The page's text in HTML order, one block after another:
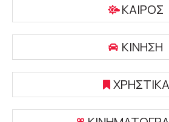
ΚΑΙΡΟΣ
ΚΙΝΗΣΗ
ΧΡΗΣΤΙΚΑ